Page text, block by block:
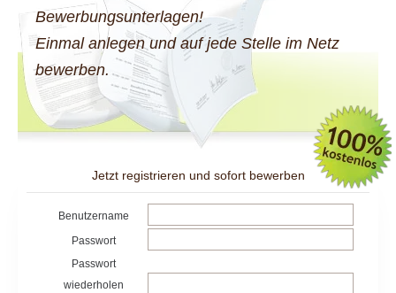
Bewerbungsunterlagen!
Einmal anlegen und auf jede Stelle im Netz
bewerben.
Jetzt registrieren und sofort bewerben
Benutzername
Passwort
Passwort
wiederholen